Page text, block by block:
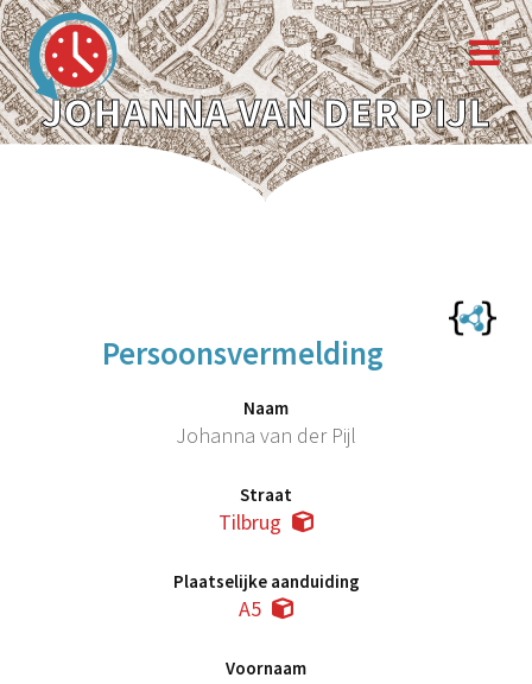
JOHANNA VAN DER PIJL
Persoonsvermelding
Naam
Johanna van der Pijl
Straat
Tilbrug
Plaatselijke aanduiding
A5
Voornaam